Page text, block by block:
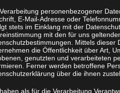
personenbezogener
E-Mail-Adresse oder
stets im Einklang mit der
mit den für uns
Mittels dieser
die Öffentlichkeit über Art,
genutzten und verarbeiteten
Ferner werden betroffene
über die ihnen
als für die Verarbeitung